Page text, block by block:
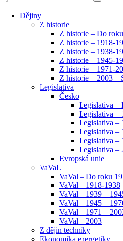
Dějiny
Z historie
Z historie – Do
Z historie – 1918-
Z historie – 1938-
Z historie – 1945-
Z historie – 1971-
Z historie – 2003 –
Legislativa
Česko
Legislativa –
Legislativa –
Legislativa –
Legislativa –
Legislativa –
Legislativa –
Evropská unie
VaVaL
VaVal – Do roku
VaVal – 1918-1938
VaVal – 1939 –
VaVal – 1945 –
VaVal – 1971 –
VaVal – 2003
Z dějin techniky
Ekonomika energetiky